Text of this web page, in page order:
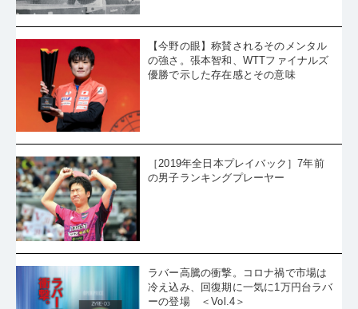
【今野の眼】称賛されるそのメンタル
の強さ。張本智和、WTTファイナルズ
優勝で示した存在感とその意味
［2019年全日本プレイバック］7年前
の男子ランキングプレーヤー
ラバー高騰の衝撃。コロナ禍で市場は
冷え込み、回復期に一気に1万円台ラバ
ーの登場 ＜Vol.4＞